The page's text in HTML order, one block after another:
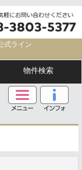
式ライン
物件検索